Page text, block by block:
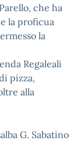
che ha
la proficua
la
Regaleali
pizza,
alla
G. Sabatino